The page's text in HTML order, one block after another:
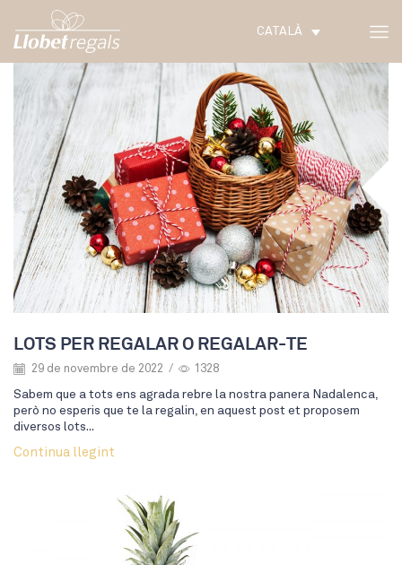
CATALÀ
LOTS PER REGALAR O REGALAR-TE
29 de novembre de 2022 / 1328
Sabem que a tots ens agrada rebre la nostra panera Nadalenca,
però no esperis que te la regalin, en aquest post et proposem
diversos lots...
Continua llegint